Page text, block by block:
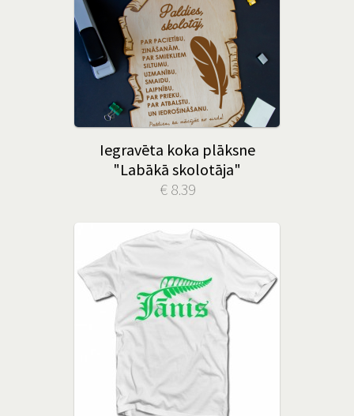
Iegravēta koka plāksne
"Labākā skolotāja"
€ 8.39